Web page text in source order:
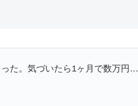
た。気づいたら1ヶ月で数万円…